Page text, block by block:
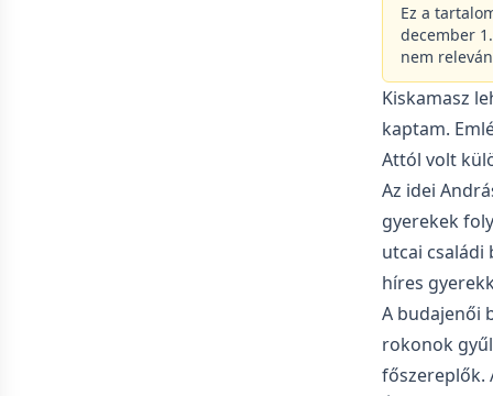
Ez a
december
nem
Kiskamasz
kaptam.
Attól volt
Az idei
gyerekek
utcai családi
híres
A budajenői
rokonok
főszereplők.